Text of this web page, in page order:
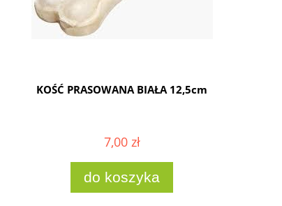
KOŚĆ PRASOWANA BIAŁA 12,5cm
7,00 zł
do koszyka